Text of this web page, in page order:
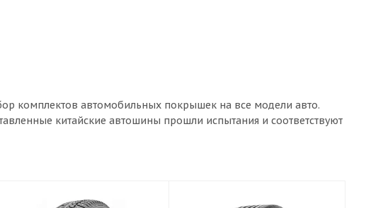
комплектов автомобильных покрышек на все модели авто.
китайские автошины прошли испытания и соответствуют